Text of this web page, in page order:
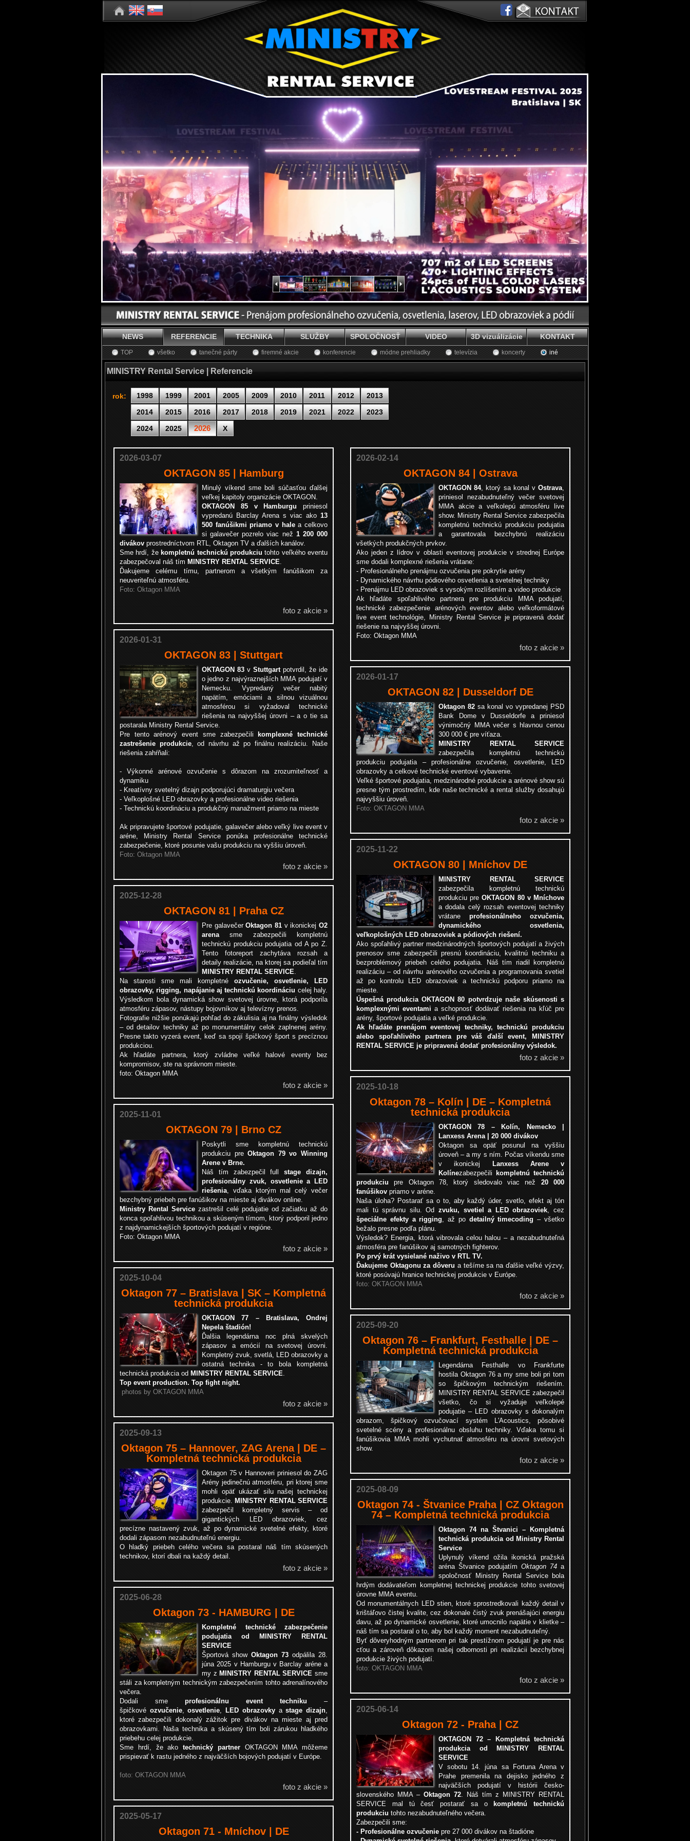
NEWS REFERENCIE TECHNIKA SLUŽBY SPOLOČNOSŤ VIDEO 3D vizuálizácie KONTAKT
TOP všetko tanečné párty firemné akcie konferencie módne prehliadky televízia koncerty iné
MINISTRY Rental Service | Referencie
rok: 1998 1999 2001 2005 2009 2010 2011 2012
2013
2014
2015 2016 2017 2018 2019 2021 2022
2023
2024
2025 2026 X
2026-03-07
OKTAGON 85 | Hamburg
Minulý víkend sme boli súčasťou ďalšej
veľkej kapitoly organizácie OKTAGON.
OKTAGON 85 v Hamburgupriniesol
vypredanú Barclay Arena s viac ako13
500 fanúšikmi priamo v halea celkovo
si galavečer pozrelo viac než1 200 000
divákovprostredníctvom RTL, Oktagon TV a ďalších kanálov.
Sme hrdí, žekompletnú technickú produkciutohto veľkého eventu
zabezpečoval náš tímMINISTRY RENTAL SERVICE.
Ďakujeme celému tímu, partnerom a všetkým fanúšikom za
neuveriteľnú atmosféru.
Foto: Oktagon MMA
foto z akcie »
2026-01-31
OKTAGON 83 | Stuttgart
OKTAGON 83vStuttgartpotvrdil, že ide
o jedno z najvýraznejších MMA podujatí v
Nemecku. Vypredaný večer nabitý
napätím, emóciami a silnou vizuálnou
atmosférou si vyžadoval technické
riešenia na najvyššej úrovni – a o tie sa
postarala Ministry Rental Service.
Pre tento arénový event sme zabezpečilikomplexné technické
zastrešenie produkcie, od návrhu až po finálnu realizáciu. Naše
riešenia zahŕňali:
- Výkonné arénové ozvučenie s dôrazom na zrozumiteľnosť a
dynamiku
-Kreatívny svetelný dizajn podporujúci dramaturgiu večera
-Veľkoplošné LED obrazovky a profesionálne video riešenia
- Technickú koordináciu a produkčný manažment priamo na mieste
Ak pripravujete športové podujatie, galavečer alebo veľký live event v
aréne, Ministry Rental Service ponúka profesionálne technické
zabezpečenie, ktoré posunie vašu produkciu na vyššiu úroveň.
Foto: Oktagon MMA
foto z akcie »
2025-12-28
OKTAGON 81 | Praha CZ
Pre galavečerOktagon 81v ikonickejO2
arenasme zabezpečili kompletnú
technickú produkciu podujatia od A po Z.
Tento fotoreport zachytáva rozsah a
detaily realizácie, na ktorej sa podieľal tím
MINISTRY RENTAL SERVICE.
Na starosti sme mali kompletnéozvučenie, osvetlenie, LED
obrazovky, rigging, napájanie aj technickú koordináciucelej haly.
Výsledkom bola dynamická show svetovej úrovne, ktorá podporila
atmosféru zápasov, nástupy bojovníkov aj televízny prenos.
Fotografie nižšie ponúkajú pohľad do zákulisia aj na finálny výsledok
– od detailov techniky až po monumentálny celok zaplnenej arény.
Presne takto vyzerá event, keď sa spojí špičkový šport s precíznou
produkciou.
Ak hľadáte partnera, ktorý zvládne veľké halové eventy bez
kompromisov, ste na správnom mieste.
foto: Oktagon MMA
foto z akcie »
2025-11-01
OKTAGON 79 | Brno CZ
Poskytli sme kompletnú technickú
produkciu preOktagon 79 vo Winning
Arene v Brne.
Náš tím zabezpečil fullstage dizajn,
profesionálny zvuk, osvetlenie a LED
riešenia, vďaka ktorým mal celý večer
bezchybný priebeh pre fanúšikov na mieste aj divákov online.
Ministry Rental Servicezastrešil celé podujatie od začiatku až do
konca spoľahlivou technikou a skúseným tímom, ktorý podporil jedno
z najdynamickejších športových podujatí v regióne.
Foto: Oktagon MMA
foto z akcie »
2025-10-04
Oktagon 77 – Bratislava | SK – Kompletná
technická produkcia
OKTAGON 77 – Bratislava, Ondrej
Nepela štadión!
Ďalšia legendárna noc plná skvelých
zápasov a emócií na svetovej úrovni.
Kompletný zvuk, svetlá, LED obrazovky a
ostatná technika - to bola kompletná
technická produkcia odMINISTRY RENTAL SERVICE.
Top event production. Top fight night.
photos by OKTAGON MMA
foto z akcie »
2025-09-13
Oktagon 75 – Hannover, ZAG Arena | DE –
Kompletná technická produkcia
Oktagon 75 v Hannoveri priniesol do ZAG
Arény jedinečnú atmosféru, pri ktorej sme
mohli opäť ukázať silu našej technickej
produkcie.MINISTRY RENTAL SERVICE
zabezpečil kompletný servis – od
gigantických LED obrazoviek, cez
precízne nastavený zvuk, až po dynamické svetelné efekty, ktoré
dodali zápasom nezabudnuteľnú energiu.
O hladký priebeh celého večera sa postaral náš tím skúsených
technikov, ktorí dbali na každý detail.
foto z akcie »
2025-06-28
Oktagon 73 - HAMBURG | DE
Kompletné technické zabezpečenie
podujatia od MINISTRY RENTAL
SERVICE
Športová showOktagon 73odpálila 28.
júna 2025 v Hamburgu v Barclay aréne a
my zMINISTRY RENTAL SERVICEsme
stáli za kompletným technickým zabezpečením tohto adrenalínového
večera.
Dodali smeprofesionálnu event techniku–
špičkovéozvučenie,osvetlenie,LED obrazovkyastage dizajn,
ktoré zabezpečili dokonalý zážitok pre divákov na mieste aj pred
obrazovkami. Naša technika a skúsený tím boli zárukou hladkého
priebehu celej produkcie.
Sme hrdí, že akotechnický partnerOKTAGON MMA môžeme
prispievať k rastu jedného z najväčších bojových podujatí v Európe.
foto: OKTAGON MMA
foto z akcie »
2025-05-17
Oktagon 71 - Mníchov | DE
2026-02-14
OKTAGON 84 | Ostrava
OKTAGON 84, ktorý sa konal vOstrava,
priniesol nezabudnuteľný večer svetovej
MMA akcie a veľkolepú atmosféru live
show. Ministry Rental Service zabezpečila
kompletnú technickú produkciu podujatia
a garantovala bezchybnú realizáciu
všetkých produkčných prvkov.
Ako jeden z lídrov v oblasti eventovej produkcie v strednej Európe
sme dodali komplexné riešenia vrátane:
- Profesionálneho prenájmu ozvučenia pre pokrytie arény
- Dynamického návrhu pódiového osvetlenia a svetelnej techniky
- Prenájmu LED obrazoviek s vysokým rozlíšením a video produkcie
Ak hľadáte spoľahlivého partnera pre produkciu MMA podujatí,
technické zabezpečenie arénových eventov alebo veľkoformátové
live event technológie, Ministry Rental Service je pripravená dodať
riešenie na najvyššej úrovni.
Foto: Oktagon MMA
foto z akcie »
2026-01-17
OKTAGON 82 | Dusseldorf DE
Oktagon 82sa konal vo vypredanej PSD
Bank Dome v Dusseldorfe a priniesol
výnimočný MMA večer s hlavnou cenou
300 000 € pre víťaza.
MINISTRY RENTAL SERVICE
zabezpečila kompletnú technickú
produkciu podujatia – profesionálne ozvučenie, osvetlenie, LED
obrazovky a celkové technické eventové vybavenie.
Veľké športové podujatia, medzinárodné produkcie a arénové show sú
presne tým prostredím, kde naše technické a rental služby dosahujú
najvyššiu úroveň.
Foto: OKTAGON MMA
foto z akcie »
2025-11-22
OKTAGON 80 | Mníchov DE
MINISTRY RENTAL SERVICE
zabezpečila kompletnú technickú
produkciu preOKTAGON 80 v Mníchove
a dodala celý rozsah eventovej techniky
vrátaneprofesionálneho ozvučenia,
dynamického osvetlenia,
veľkoplošných LED obrazoviek a pódiových riešení.
Ako spoľahlivý partner medzinárodných športových podujatí a živých
prenosov sme zabezpečili presnú koordináciu, kvalitnú techniku a
bezproblémový priebeh celého podujatia. Náš tím riadil kompletnú
realizáciu – od návrhu arénového ozvučenia a programovania svetiel
až po kontrolu LED obrazoviek a technickú podporu priamo na
mieste.
Úspešná produkcia OKTAGON 80 potvrdzuje naše skúsenosti s
komplexnými eventamia schopnosť dodávať riešenia na kľúč pre
arény, športové podujatia a veľké produkcie.
Ak hľadáte prenájom eventovej techniky, technickú produkciu
alebo spoľahlivého partnera pre váš ďalší event, MINISTRY
RENTAL SERVICE je pripravená dodať profesionálny výsledok.
foto z akcie »
2025-10-18
Oktagon 78 – Kolín | DE – Kompletná
technická produkcia
OKTAGON 78 – Kolín, Nemecko |
Lanxess Arena | 20 000 divákov
Oktagon sa opäť posunul na vyššiu
úroveň – a my s ním. Počas víkendu sme
v ikonickejLanxess Arene v
Kolínezabezpečilikompletnú technickú
produkciupre Oktagon 78, ktorý sledovalo viac než20 000
fanúšikovpriamo v aréne.
Naša úloha? Postarať sa o to, aby každý úder, svetlo, efekt aj tón
mali tú správnu silu. Odzvuku, svetiel a LED obrazoviek, cez
špeciálne efekty a rigging, až podetailný timecoding– všetko
bežalo presne podľa plánu.
Výsledok? Energia, ktorá vibrovala celou halou – a nezabudnuteľná
atmosféra pre fanúšikov aj samotných fighterov.
Po prvý krát vysielané naživo v RTL TV.
Ďakujeme Oktagonu za dôverua tešíme sa na ďalšie veľké výzvy,
ktoré posúvajú hranice technickej produkcie v Európe.
foto: OKTAGON MMA
foto z akcie »
2025-09-20
Oktagon 76 – Frankfurt, Festhalle | DE –
Kompletná technická produkcia
Legendárna Festhalle vo Frankfurte
hostila Oktagon 76 a my sme boli pri tom
so špičkovým technickým riešením.
MINISTRY RENTAL SERVICE zabezpečil
všetko, čo si vyžaduje veľkolepé
podujatie – LED obrazovky s dokonalým
obrazom, špičkový ozvučovací systém L'Acoustics, pôsobivé
svetelné scény a profesionálnu obsluhu techniky. Vďaka tomu si
fanúšikovia MMA mohli vychutnať atmosféru na úrovni svetových
show.
foto z akcie »
2025-08-09
Oktagon 74 - Štvanice Praha | CZ Oktagon
74 – Kompletná technická produkcia
Oktagon 74 na Štvanici – Kompletná
technická produkcia od Ministry Rental
Service
Uplynulý víkend ožila ikonická pražská
aréna Štvanice podujatímOktagon 74a
spoločnosť Ministry Rental Service bola
hrdým dodávateľom kompletnej technickej produkcie tohto svetovej
úrovne MMA eventu.
Od monumentálnych LED stien, ktoré sprostredkovali každý detail v
krištáľovo čistej kvalite, cez dokonale čistý zvuk prenášajúci energiu
davu, až po dynamické osvetlenie, ktoré umocnilo napätie v klietke –
náš tím sa postaral o to, aby bol každý moment nezabudnuteľný.
Byť dôveryhodným partnerom pri tak prestížnom podujatí je pre nás
cťou a zároveň dôkazom našej odbornosti pri realizácii bezchybnej
produkcie živých podujatí.
foto: OKTAGON MMA
foto z akcie »
2025-06-14
Oktagon 72 - Praha | CZ
OKTAGON 72 – Kompletná technická
produkcia od MINISTRY RENTAL
SERVICE
V sobotu 14. júna sa Fortuna Arena v
Prahe premenila na dejisko jedného z
najväčších podujatí v histórii česko-
slovenského MMA –Oktagon 72. Náš tím z MINISTRY RENTAL
SERVICE mal tú česť postarať sa okompletnú technickú
produkciutohto nezabudnuteľného večera.
Zabezpečili sme:
- Profesionálne ozvučeniepre 27 000 divákov na štadióne